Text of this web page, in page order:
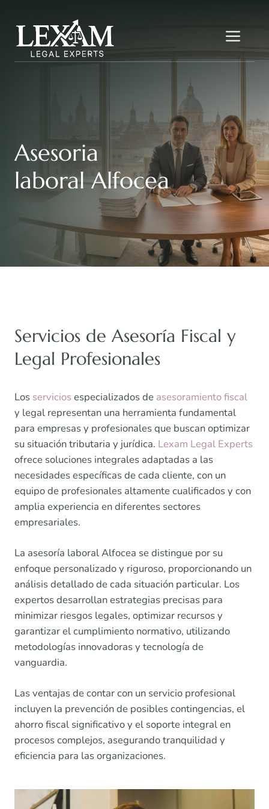
contenido
Asesoria
laboral Alfocea
Servicios de Asesoría Fiscal y
Legal Profesionales
Los servicios especializados de asesoramiento fiscal
y legal representan una herramienta fundamental
para empresas y profesionales que buscan optimizar
su situación tributaria y jurídica. Lexam Legal Experts
ofrece soluciones integrales adaptadas a las
necesidades específicas de cada cliente, con un
equipo de profesionales altamente cualificados y con
amplia experiencia en diferentes sectores
empresariales.
La asesoría laboral Alfocea se distingue por su
enfoque personalizado y riguroso, proporcionando un
análisis detallado de cada situación particular. Los
expertos desarrollan estrategias precisas para
minimizar riesgos legales, optimizar recursos y
garantizar el cumplimiento normativo, utilizando
metodologías innovadoras y tecnología de
vanguardia.
Las ventajas de contar con un servicio profesional
incluyen la prevención de posibles contingencias, el
ahorro fiscal significativo y el soporte integral en
procesos complejos, asegurando tranquilidad y
eficiencia para las organizaciones.